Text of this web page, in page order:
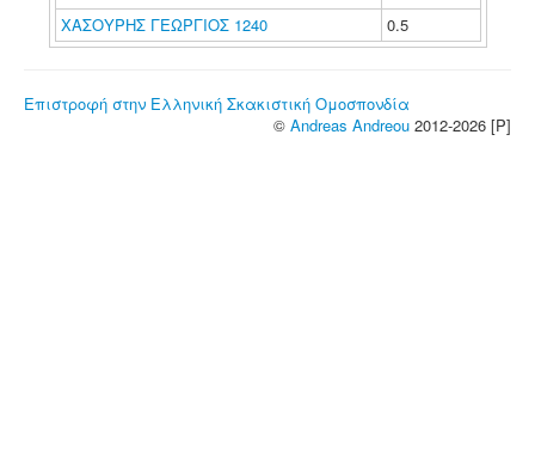
ΧΑΣΟΥΡΗΣ ΓΕΩΡΓΙΟΣ 1240
0.5
Επιστροφή στην Ελληνική Σκακιστική Ομοσπονδία
© Andreas Andreou 2012-2026 [P]